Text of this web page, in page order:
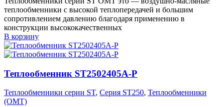
теплообменники с высокой теплопередачей и большим
сопротивлением давлению благодаря применению в
конструкции высококачественных
В корзину
Теплообменник ST2502405A-P
Теплообменники серии ST, Серия ST250, Теплообменники
(OMT)